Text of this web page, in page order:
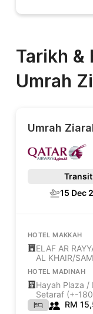
Tarikh &
Umrah
Umrah
Transit
15 Dec
HOTEL MAKKAH
ELAF AR
AL KHAIR/
HOTEL MADINAH
Hayah Plaza /
Setaraf (+-
RM